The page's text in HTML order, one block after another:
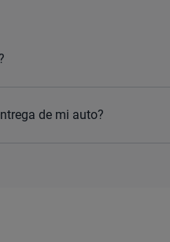
de mi auto?